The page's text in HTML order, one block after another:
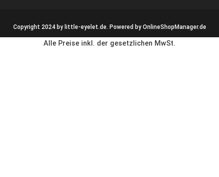
Copyright 2024 by little-eyelet.de. Powered by OnlineShopManager.de
Alle Preise inkl. der gesetzlichen MwSt.